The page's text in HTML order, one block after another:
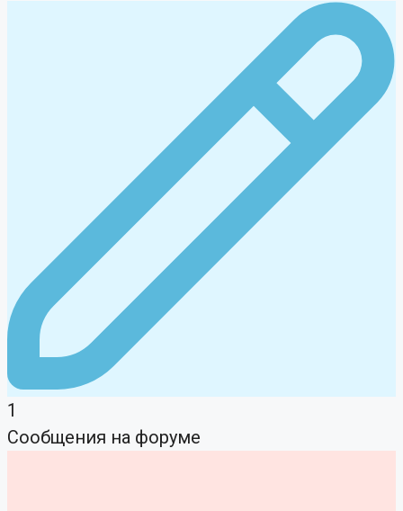
1
Сообщения на форуме